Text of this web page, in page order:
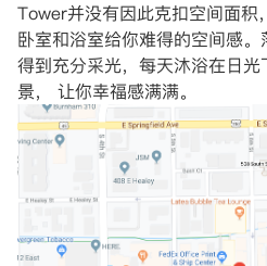
Tower并没有因此克扣空间面积
卧室和浴室给你难得的空间感
得到充分采光，每天沐浴在日
景， 让你幸福感满满。